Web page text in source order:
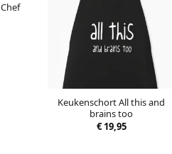
Keukenschort All this and
brains too
€19,95